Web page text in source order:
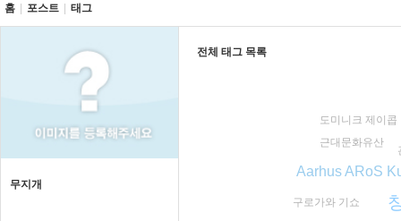
홈 포스트 태그
무지개
전체 태그 목록
Aarhus ARoS
구로가와 기쇼
근대문화유산
도미니크 제이콥